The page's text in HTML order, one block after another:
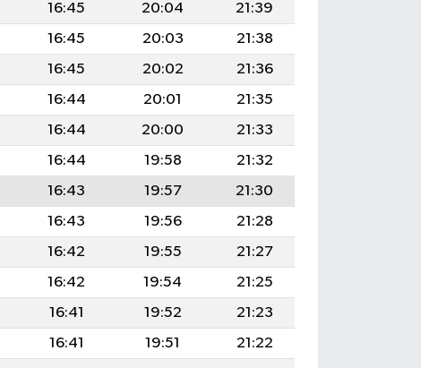
16:45 20:04
21:39
16:45 20:03
21:38
16:45 20:02
21:36
16:44 20:01
21:35
16:44 20:00
21:33
16:44 19:58
21:32
16:43 19:57
21:30
16:43 19:56
21:28
16:42 19:55
21:27
16:42 19:54
21:25
16:41 19:52
21:23
16:41 19:51
21:22